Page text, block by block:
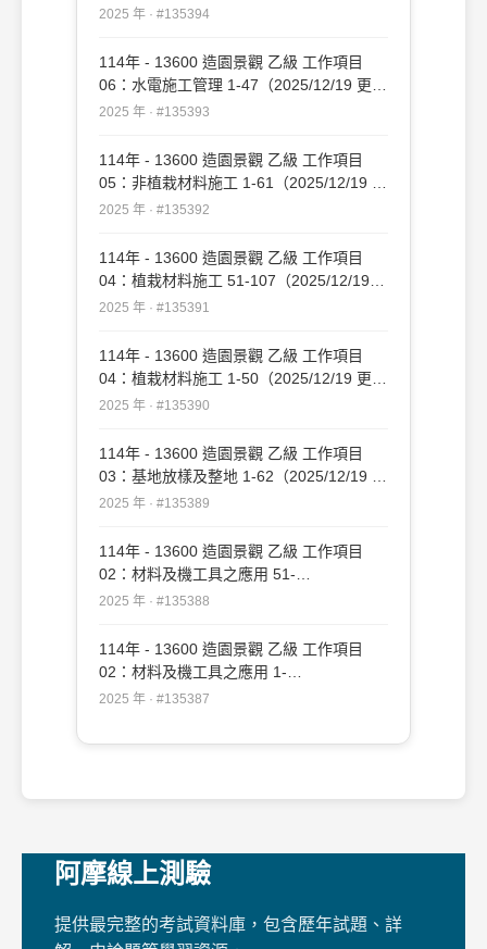
#135394
2025 年 · #135394
114年 - 13600 造園景觀 乙級 工作項目
06：水電施工管理 1-47（2025/12/19 更
新）#135393
2025 年 · #135393
114年 - 13600 造園景觀 乙級 工作項目
05：非植栽材料施工 1-61（2025/12/19 更
新）#135392
2025 年 · #135392
114年 - 13600 造園景觀 乙級 工作項目
04：植栽材料施工 51-107（2025/12/19
更新）#135391
2025 年 · #135391
114年 - 13600 造園景觀 乙級 工作項目
04：植栽材料施工 1-50（2025/12/19 更
新）#135390
2025 年 · #135390
114年 - 13600 造園景觀 乙級 工作項目
03：基地放樣及整地 1-62（2025/12/19 更
新）#135389
2025 年 · #135389
114年 - 13600 造園景觀 乙級 工作項目
02：材料及機工具之應用 51-
109（2025/12/19 更新）#135388
2025 年 · #135388
114年 - 13600 造園景觀 乙級 工作項目
02：材料及機工具之應用 1-
50（2025/12/19 更新）#135387
2025 年 · #135387
阿摩線上測驗
提供最完整的考試資料庫，包含歷年試題、詳